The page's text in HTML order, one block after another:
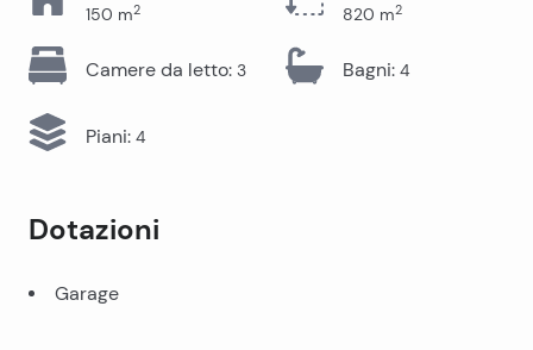
150 m2 820 m2
Camere da letto: 3 Bagni: 4
Piani: 4
Dotazioni
Garage